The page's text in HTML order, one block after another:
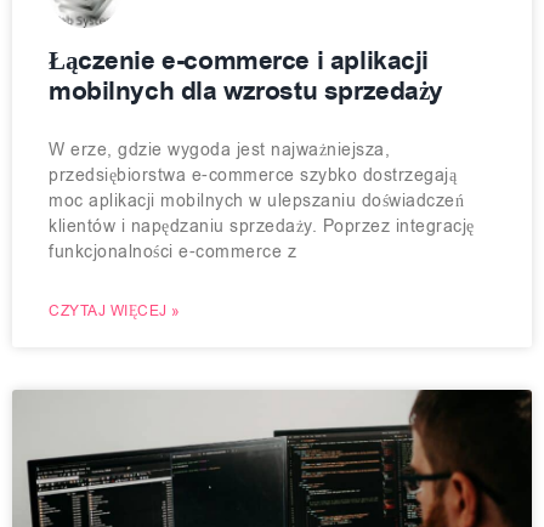
Łączenie e-commerce i aplikacji
mobilnych dla wzrostu sprzedaży
W erze, gdzie wygoda jest najważniejsza,
przedsiębiorstwa e-commerce szybko dostrzegają
moc aplikacji mobilnych w ulepszaniu doświadczeń
klientów i napędzaniu sprzedaży. Poprzez integrację
funkcjonalności e-commerce z
CZYTAJ WIĘCEJ »